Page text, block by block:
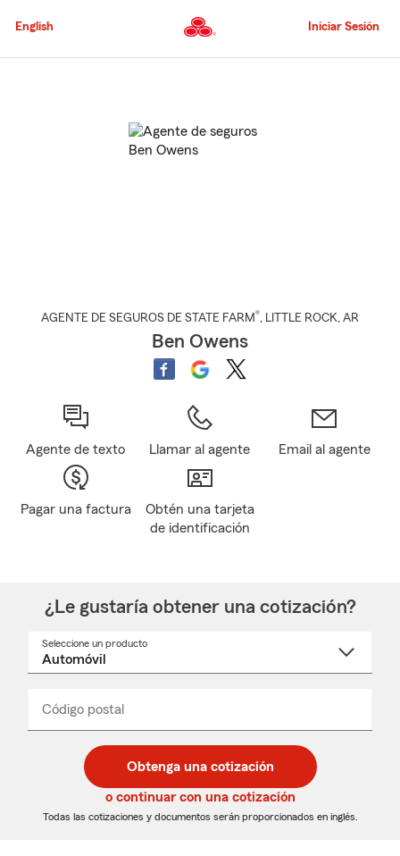
al
principal
English Iniciar Sesión
AGENTE DE SEGUROS DE STATE FARM®, LITTLE ROCK, AR
Ben Owens
Agente de texto Llamar al agente Email al agente
Pagar una factura
Obtén una tarjeta
de identificación
¿Le gustaría obtener una cotización?
Seleccione un producto
desplegable
Código postal
de
5
dígitos
de
5
dígitos
_____
Obtenga una cotización
o continuar con una cotización
Todas las cotizaciones y documentos serán proporcionados en inglés.